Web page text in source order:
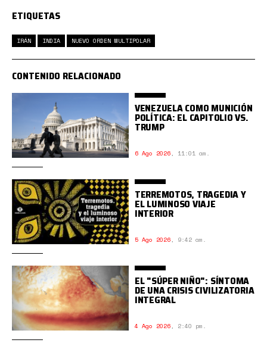
ETIQUETAS
IRÁN INDIA NUEVO ORDEN MULTIPOLAR
CONTENIDO RELACIONADO
VENEZUELA COMO MUNICIÓN
POLÍTICA: EL CAPITOLIO VS.
TRUMP
6 Ago 2026, 11:01 am.
TERREMOTOS, TRAGEDIA Y
EL LUMINOSO VIAJE
INTERIOR
5 Ago 2026, 9:42 am.
EL "SÚPER NIÑO": SÍNTOMA
DE UNA CRISIS CIVILIZATORIA
INTEGRAL
4 Ago 2026, 2:40 pm.